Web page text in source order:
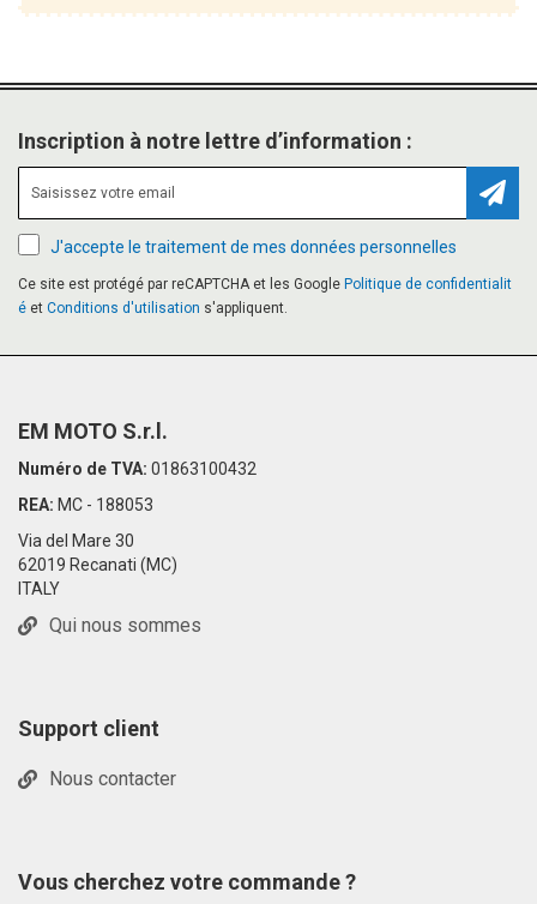
Inscription à notre lettre d’information :
J'accepte le traitement de mes données personnelles
Ce site est protégé par reCAPTCHA et les Google Politique de confidentialit
é et Conditions d'utilisation s'appliquent.
EM MOTO S.r.l.
Numéro de TVA: 01863100432
REA: MC - 188053
Via del Mare 30
62019 Recanati (MC)
ITALY
Qui nous sommes
Support client
Nous contacter
Vous cherchez votre commande ?